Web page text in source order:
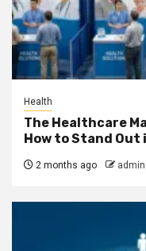
Health
The Healthcare
How to Stand Out
2 months ago admin